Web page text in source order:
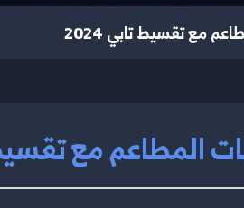
مع تقسيط تابي 2024
مع تقسيط